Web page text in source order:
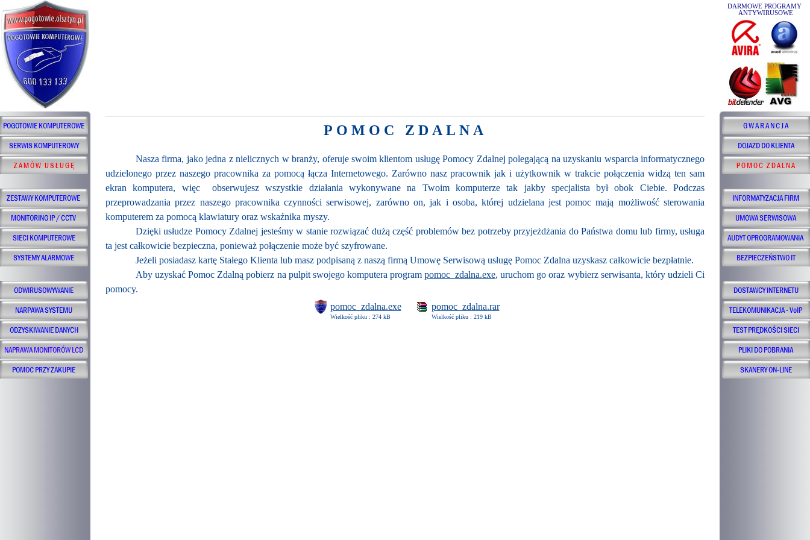
DARMOWE PROGRAMY
ANTYWIRUSOWE
POMOC ZDALNA
Nasza firma, jako jedna z nielicznych w branży, oferuje swoim klientom usługę Pomocy Zdalnej polegającą na uzyskaniu wsparcia informatycznego
udzielonego przez naszego pracownika za pomocą łącza Internetowego. Zarówno nasz pracownik jak i użytkownik w trakcie połączenia widzą ten sam
ekran komputera, więcobserwujesz wszystkie działania wykonywane na Twoim komputerze tak jakby specjalista był obok Ciebie. Podczas
przeprowadzania przez naszego pracownika czynności serwisowej, zarówno on, jak i osoba, której udzielana jest pomoc mają możliwość sterowania
komputerem za pomocą klawiatury oraz wskaźnika myszy.
Dzięki usłudze Pomocy Zdalnej jesteśmy w stanie rozwiązać dużą część problemów bez potrzeby przyjeżdżania do Państwa domu lub firmy, usługa
ta jest całkowicie bezpieczna, ponieważ połączenie może być szyfrowane.
Jeżeli posiadasz kartę Stałego Klienta lub masz podpisaną z naszą firmą Umowę Serwisową usługę Pomoc Zdalna uzyskasz całkowicie bezpłatnie.
Aby uzyskać Pomoc Zdalną pobierz na pulpit swojego komputera programpomoc_zdalna.exe, uruchom go oraz wybierz serwisanta, który udzieli Ci
pomocy.
pomoc_zdalna.exe
pomoc_zdalna.rar
Wielkość pliku : 274 kB Wielkość pliku : 219 kB